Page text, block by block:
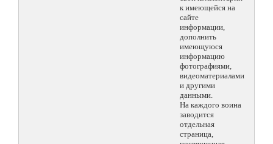
к имеющейся на
сайте
информации,
дополнить
имеющуюся
информацию
фотографиями,
видеоматериалами
и другими
данными.
На каждого воина
заводится
отдельная
страница,